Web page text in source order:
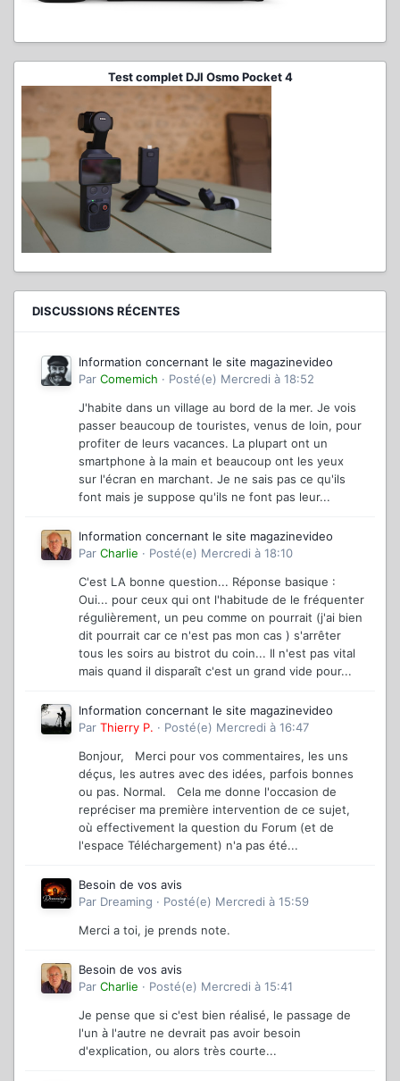
Test complet DJI Osmo Pocket 4
DISCUSSIONS RÉCENTES
Information concernant le site magazinevideo
Par Comemich · Posté(e) Mercredi à 18:52
J'habite dans un village au bord de la mer. Je vois
passer beaucoup de touristes, venus de loin, pour
profiter de leurs vacances. La plupart ont un
smartphone à la main et beaucoup ont les yeux
sur l'écran en marchant. Je ne sais pas ce qu'ils
font mais je suppose qu'ils ne font pas leur...
Information concernant le site magazinevideo
Par Charlie · Posté(e) Mercredi à 18:10
C'est LA bonne question... Réponse basique :
Oui... pour ceux qui ont l'habitude de le fréquenter
régulièrement, un peu comme on pourrait (j'ai bien
dit pourrait car ce n'est pas mon cas ) s'arrêter
tous les soirs au bistrot du coin... Il n'est pas vital
mais quand il disparaît c'est un grand vide pour...
Information concernant le site magazinevideo
Par Thierry P. · Posté(e) Mercredi à 16:47
Bonjour, Merci pour vos commentaires, les uns
déçus, les autres avec des idées, parfois bonnes
ou pas. Normal. Cela me donne l'occasion de
repréciser ma première intervention de ce sujet,
où effectivement la question du Forum (et de
l'espace Téléchargement) n'a pas été...
Besoin de vos avis
Par Dreaming · Posté(e) Mercredi à 15:59
Merci a toi, je prends note.
Besoin de vos avis
Par Charlie · Posté(e) Mercredi à 15:41
Je pense que si c'est bien réalisé, le passage de
l'un à l'autre ne devrait pas avoir besoin
d'explication, ou alors très courte...